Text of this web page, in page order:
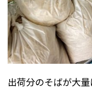
出荷分のそばが大量